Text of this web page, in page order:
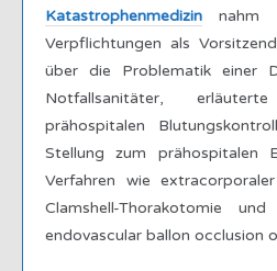
Katastrophenmedizin nahm
Verpflichtungen als
über die Problematik einer
Notfallsanitäter,
prähospitalen
Stellung zum prähospitalen
Verfahren wie
Clamshell-Thorakotomie
endovascular ballon occlusion